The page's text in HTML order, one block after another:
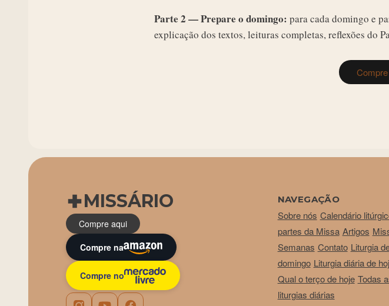
Parte 2 — Prepare o domingo: para cada domingo e
explicação dos textos, leituras completas, reflexões do
MISSÁRIO
Compre aqui
Compre na
Compre no
NAVEGAÇÃO
Sobre nós Calendário
partes da Missa Artigos
Semanas Contato Liturgia
domingo Liturgia diária de
Qual o terço de hoje Todas
liturgias diárias